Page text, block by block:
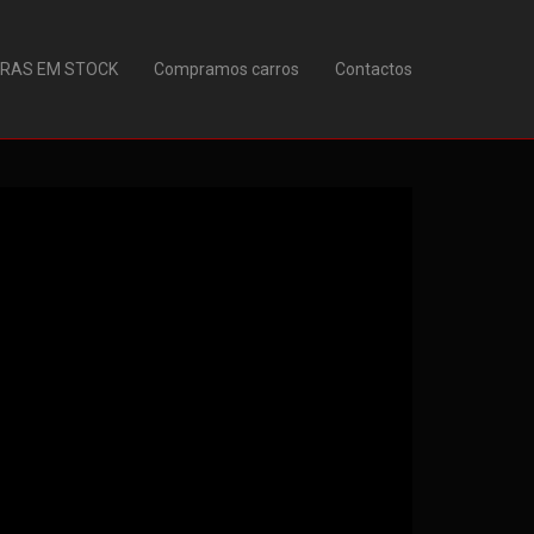
EM STOCK Compramos carros Contactos